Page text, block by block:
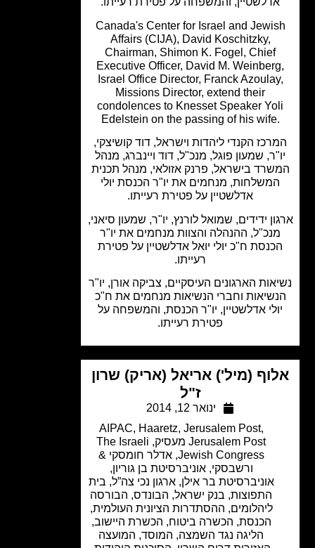
Canada's Center for Israel and
Affairs (CIJA), David Koschitzky,
Chairman, Shimon K. Fogel, Chief
Executive Officer, David M.
Israel Office Director, Franck
Missions Director, extend their
condolences to Knesset Speaker
Edelstein on the passing of his
הקנדי ליהדות וישראל, דוד קושיצקי,
שמעון פוגל, מנכ"ל, דוד ויינברג, מנהל
בישראל, פרנק אזולאי, מנהל תכנית
מנחמים את יו"ר הכנסת יולי
אדלשטיין על פטירת רעייתו.
ידידים, שמואל לורנץ, יו"ר, שמעון סיאני,
ההנהלה והצוות מנחמים את יו"ר
ח"כ יולי יואל אדלשטיין על פטירת
הארגונים העיסקיים, צביקה אורן, יו"ר
וחברי הנשיאות מנחמים את ח"כ
אדלשטיין, יו"ר הכנסת, והמשפחה על
פטירת רעייתו.
(מיל') אריאל (אריק) שרון
ינואר 12, 2014
AIPAC,Haaretz, Jerusalem Post
Jerusalem Post מעסיק
,
The Israeli
Jewish Congress
,אדלר חומסקי &
ורשבסקי,אוניברסיטת בן גוריון ,
אוניברסיטת בר אילן ,ארגון נכי צה”ל,בית
התפוצות,בנק ישראל, הבונדס ,הבורסה
ליהלומים,ההסתדרות הציונית העולמית,
,הכשרה ביטוח, הכשרת היישוב,
הליגה נגד השמצה ,המוסד, המועצה